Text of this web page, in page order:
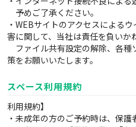
予めご了承ください。
・WEBサイトのアクセスによる
害に関して、当社は責任を負いか
ファイル共有設定の解除、各種
策をお願いいたします。
スペース利用規約
利用規約】
・未成年の方のご予約時は、保